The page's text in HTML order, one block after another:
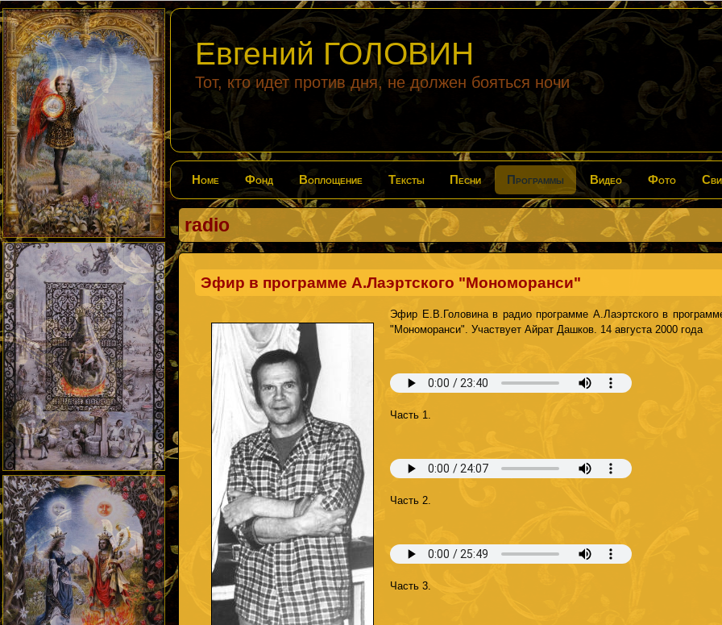
Евгений ГОЛОВИН
Тот, кто идет против дня, не должен бояться ночи
Home Фонд Воплощение Тексты Песни Программы Видео Фото
radio
Эфир в программе А.Лаэртского "Мономоранси"
Эфир Е.В.Головина в радио программе А.Лаэртского в
"Мономоранси". Участвует Айрат Дашков. 14 августа 2000 года
Часть 1.
Часть 2.
Часть 3.